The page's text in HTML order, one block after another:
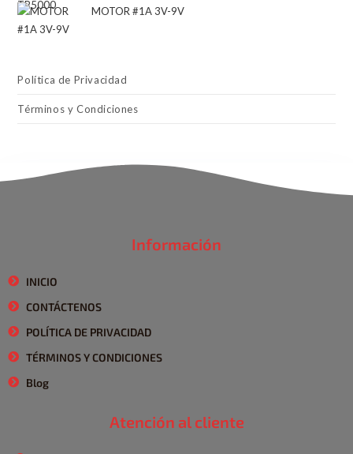
MOTOR #1A 3V-9V
Política de Privacidad
Términos y Condiciones
Información
INICIO
CONTÁCTENOS
POLÍTICA DE PRIVACIDAD
TÉRMINOS Y CONDICIONES
Blog
Atención al cliente